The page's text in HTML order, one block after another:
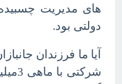
های مدیریت
دولتی بود.
آیا ما فرزندان